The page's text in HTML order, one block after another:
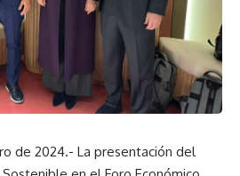
de 2024.- La presentación del